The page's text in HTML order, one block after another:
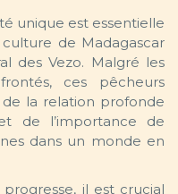
unique est essentielle
de Madagascar
des Vezo. Malgré les
ces pêcheurs
la relation profonde
de l’importance de
dans un monde en
il est crucial